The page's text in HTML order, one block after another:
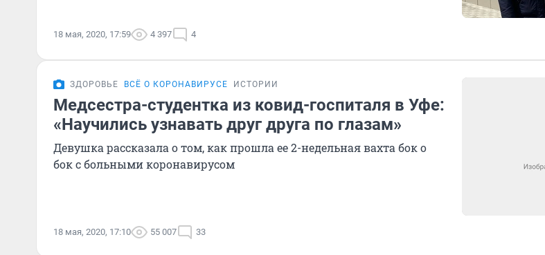
18 мая, 2020, 17:59 4 397 4
ЗДОРОВЬЕ ВСЁ О КОРОНАВИРУСЕ ИСТОРИИ
Медсестра-студентка из ковид-госпиталя в Уфе:
«Научились узнавать друг друга по глазам»
Девушка рассказала о том, как прошла ее 2-недельная вахта бок о
бок с больными коронавирусом
18 мая, 2020, 17:10 55 007 33